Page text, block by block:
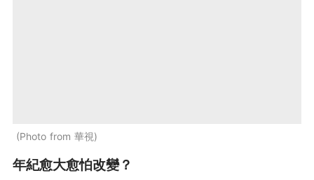
Photo from 華視
年紀愈大愈怕改變？